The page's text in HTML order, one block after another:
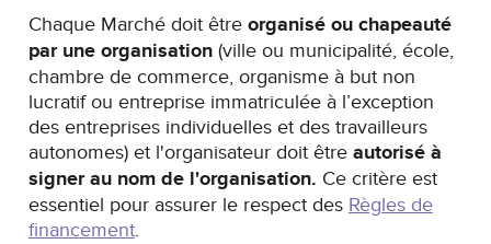
Chaque Marché doit être organisé ou chapeauté
par une organisation(ville ou municipalité, école,
chambre de commerce, organisme à but non
lucratif ou entreprise immatriculée à l’exception
des entreprises individuelles et des travailleurs
autonomes) et l'organisateur doit être autorisé à
signer au nom de l'organisation. Ce critère est
essentiel pour assurer le respect des Règles de
financement.